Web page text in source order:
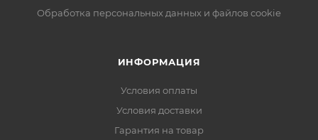
Обработка персональных данных и файлов cookie
ИНФОРМАЦИЯ
Условия оплаты
Условия доставки
Гарантия на товар